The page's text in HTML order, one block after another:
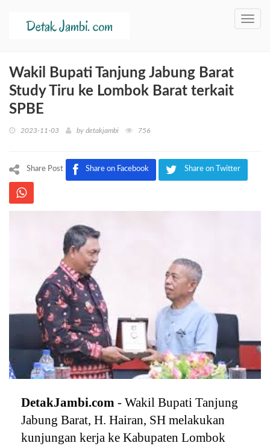
Wakil Bupati Tanjung Jabung Barat
Study Tiru ke Lombok Barat terkait
SPBE
2023-11-03 by detakjambi 756
Share Post Share on Facebook Share on Twitter
DetakJambi.com - Wakil Bupati Tanjung
Jabung Barat, H. Hairan, SH melakukan
kunjungan kerja ke Kabupaten Lombok